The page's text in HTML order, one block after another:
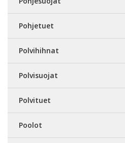
Pohjetuet
Polvihihnat
Polvisuojat
Polvituet
Poolot